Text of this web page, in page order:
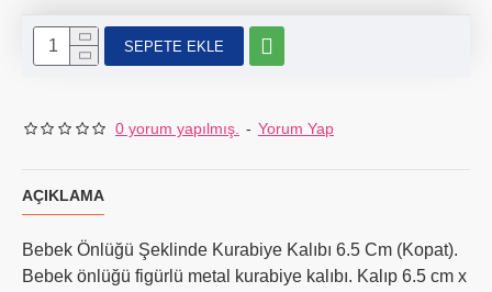
0 yorum yapılmış. - Yorum Yap
SEPETE EKLE
AÇIKLAMA
Bebek Önlüğü Şeklinde Kurabiye Kalıbı 6.5 Cm (Kopat).
Bebek önlüğü figürlü metal kurabiye kalıbı. Kalıp 6.5 cm x